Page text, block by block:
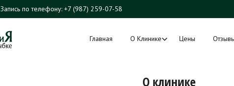
📞 Запись по телефону: +7 (987) 259-07-58
Главная О Клинике Цены
О клинике